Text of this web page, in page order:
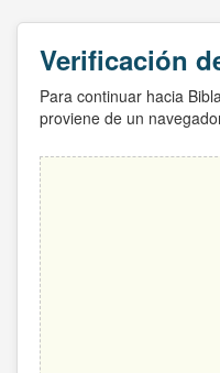
Verificación
Para continuar hacia
proviene de un